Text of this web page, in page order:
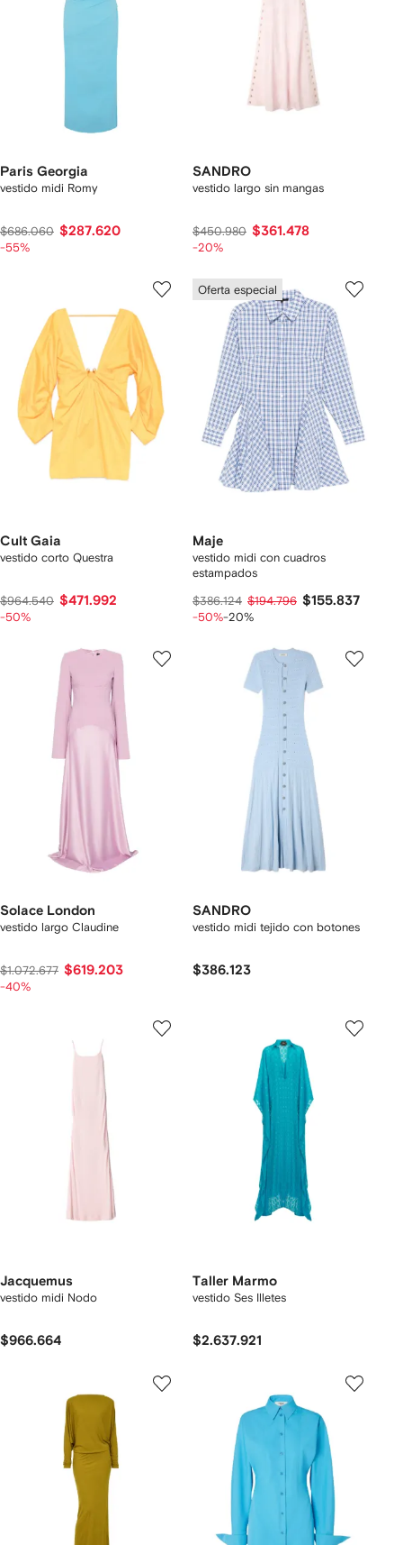
Paris Georgia
vestido midi Romy
$686.060 $287.620
-55%
SANDRO
vestido largo sin mangas
$450.980 $361.478
-20%
Cult Gaia
vestido corto Questra
$964.540 $471.992
-50%
Oferta especial
Maje
vestido midi con cuadros
estampados
$386.124 $194.796 $155.837
-50%-20%
Solace London
vestido largo Claudine
$1.072.677 $619.203
-40%
SANDRO
vestido midi tejido con botones
$386.123
Jacquemus
vestido midi Nodo
$966.664
Taller Marmo
vestido Ses Illetes
$2.637.921